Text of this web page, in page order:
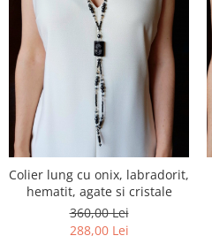
Colier lung cu onix, labradorit,
hematit, agate si cristale
360,00 Lei
288,00 Lei